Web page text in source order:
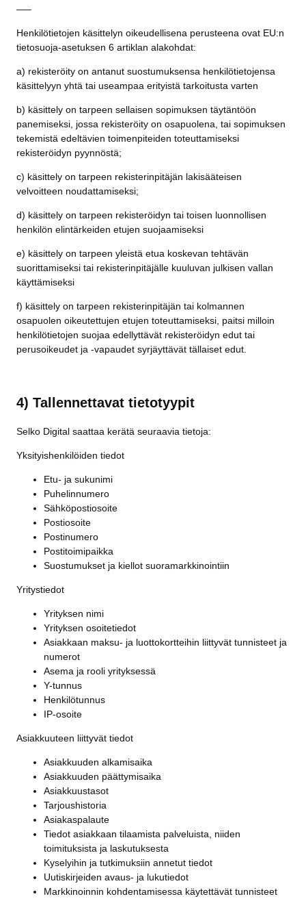
—–
Henkilötietojen käsittelyn oikeudellisena perusteena ovat EU:n
tietosuoja-asetuksen 6 artiklan alakohdat:
a) rekisteröity on antanut suostumuksensa henkilötietojensa
käsittelyyn yhtä tai useampaa erityistä tarkoitusta varten
b) käsittely on tarpeen sellaisen sopimuksen täytäntöön
panemiseksi, jossa rekisteröity on osapuolena, tai sopimuksen
tekemistä edeltävien toimenpiteiden toteuttamiseksi
rekisteröidyn pyynnöstä;
c) käsittely on tarpeen rekisterinpitäjän lakisääteisen
velvoitteen noudattamiseksi;
d) käsittely on tarpeen rekisteröidyn tai toisen luonnollisen
henkilön elintärkeiden etujen suojaamiseksi
e) käsittely on tarpeen yleistä etua koskevan tehtävän
suorittamiseksi tai rekisterinpitäjälle kuuluvan julkisen vallan
käyttämiseksi
f) käsittely on tarpeen rekisterinpitäjän tai kolmannen
osapuolen oikeutettujen etujen toteuttamiseksi, paitsi milloin
henkilötietojen suojaa edellyttävät rekisteröidyn edut tai
perusoikeudet ja -vapaudet syrjäyttävät tällaiset edut.
4) Tallennettavat tietotyypit
Selko Digital saattaa kerätä seuraavia tietoja:
Yksityishenkilöiden tiedot
Etu- ja sukunimi
Puhelinnumero
Sähköpostiosoite
Postiosoite
Postinumero
Postitoimipaikka
Suostumukset ja kiellot suoramarkkinointiin
Yritystiedot
Yrityksen nimi
Yrityksen osoitetiedot
Asiakkaan maksu- ja luottokortteihin liittyvät tunnisteet ja
numerot
Asema ja rooli yrityksessä
Y-tunnus
Henkilötunnus
IP-osoite
Asiakkuuteen liittyvät tiedot
Asiakkuuden alkamisaika
Asiakkuuden päättymisaika
Asiakkuustasot
Tarjoushistoria
Asiakaspalaute
Tiedot asiakkaan tilaamista palveluista, niiden
toimituksista ja laskutuksesta
Kyselyihin ja tutkimuksiin annetut tiedot
Uutiskirjeiden avaus- ja lukutiedot
Markkinoinnin kohdentamisessa käytettävät tunnisteet